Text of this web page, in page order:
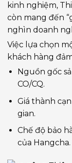
kinh nghiệm,
còn mang đến
nghìn doanh
Việc lựa chọn
khách hàng
Nguồn gốc
CO/CQ.
Giá thành
gian.
Chế độ bảo
của Hangcha.